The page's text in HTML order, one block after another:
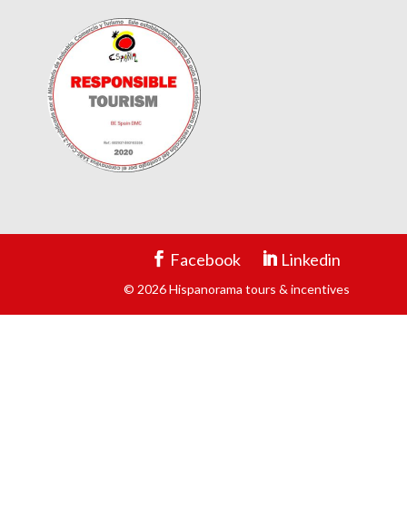
Facebook Linkedin
© 2026 Hispanorama tours & incentives